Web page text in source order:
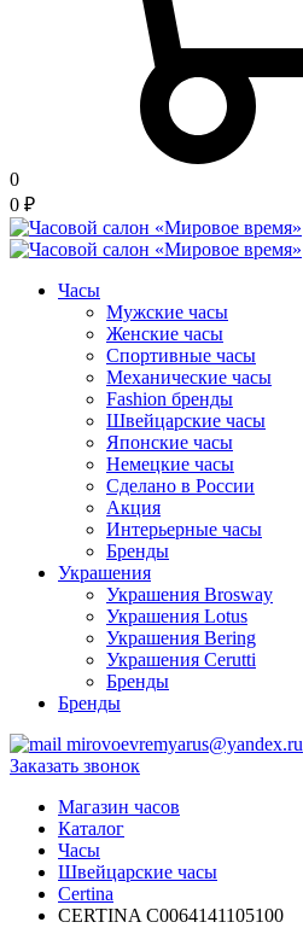
0
0 ₽
Часы
Мужские часы
Женские часы
Спортивные часы
Механические часы
Fashion бренды
Швейцарские часы
Японские часы
Немецкие часы
Сделано в России
Акция
Интерьерные часы
Бренды
Украшения
Украшения Brosway
Украшения Lotus
Украшения Bering
Украшения Cerutti
Бренды
Бренды
mirovoevremyarus@yandex.ru
Заказать звонок
Магазин часов
Каталог
Часы
Швейцарские часы
Certina
CERTINA C0064141105100